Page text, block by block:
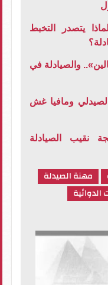
يتصدر التخبط
والصيادلة في
ومافيا غش
نقيب الصيادلة
مهنة الصيدلة
الدوائية